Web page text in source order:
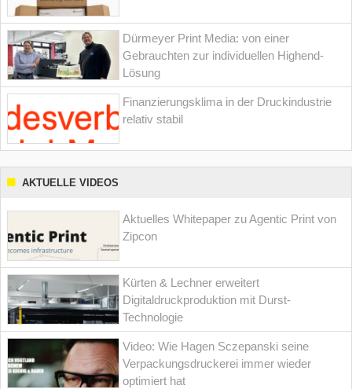
Dürmeyer Print Media: von einer
Gebrauchten zur individuellen Highend-
Lösung
Finanzierungsklima in der Druckindustrie
relativ stabil
AKTUELLE VIDEOS
Aktuelles Whitepaper zu Agentic Print von
Zipcon
Kürten & Lechner erweitert
Digitaldruckproduktion mit Durst-
Technologie
Video: Wie Hagen Sczepanski seine
Verpackungsdruckerei immer wieder
optimiert hat